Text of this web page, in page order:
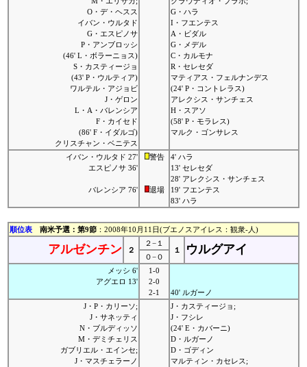
O・デ・ヘスス
イバン・ウルタド
G・エスピノサ
P・アンブロッシ
(46' L・ボラーニョス)
S・カスティージョ
(43' P・ウルティア)
ワルテル・アジョビ
J・ゲロン
L・A・バレンシア
F・カイセド
(86' F・イダルゴ)
クリスチャン・ベニテス
G・ハラ
I・フエンテス
A・ビダル
G・メデル
C・カルモナ
R・セレセダ
マティアス・フェルナンデス
(24' P・コントレラス)
アレクシス・サンチェス
H・スアソ
(58' P・モラレス)
マルク・ゴンサレス
イバン・ウルタド 27'
エスピノサ 36'
バレンシア 76'
警告
退場
4' ハラ
13' セレセダ
28' アレクシス・サンチェス
19' フエンテス
83' ハラ
順位表 南米予選：第9節 ：2008年10月11日(ブエノスアイレス：観衆-人)
アルゼンチン ２
２−１
１
ウルグアイ
０−０
メッシ 6'
アグエロ 13'
1-0
2-0
2-1
40' ルガーノ
J・P・カリーソ;
J・サネッティ
N・ブルディッソ
M・デミチェリス
ガブリエル・エインセ;
J・マスチェラーノ
J・カスティージョ;
J・フシレ
(24' E・カバーニ)
D・ルガーノ
D・ゴディン
マルティン・カセレス;